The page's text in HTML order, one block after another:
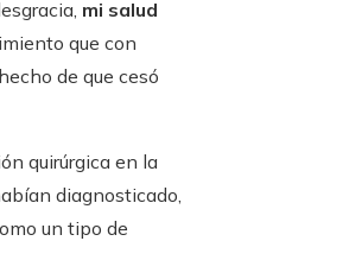
mi salud
que con
de que cesó
quirúrgica en la
diagnosticado,
un tipo de